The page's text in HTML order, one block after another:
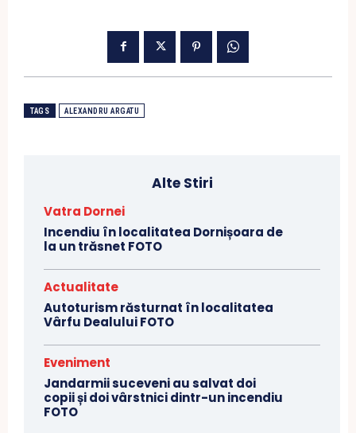
TAGS ALEXANDRU ARGATU
Alte Stiri
Vatra Dornei
Incendiu în localitatea Dornișoara de
la un trăsnet FOTO
Actualitate
Autoturism răsturnat în localitatea
Vârfu Dealului FOTO
Eveniment
Jandarmii suceveni au salvat doi
copii și doi vârstnici dintr-un incendiu
FOTO